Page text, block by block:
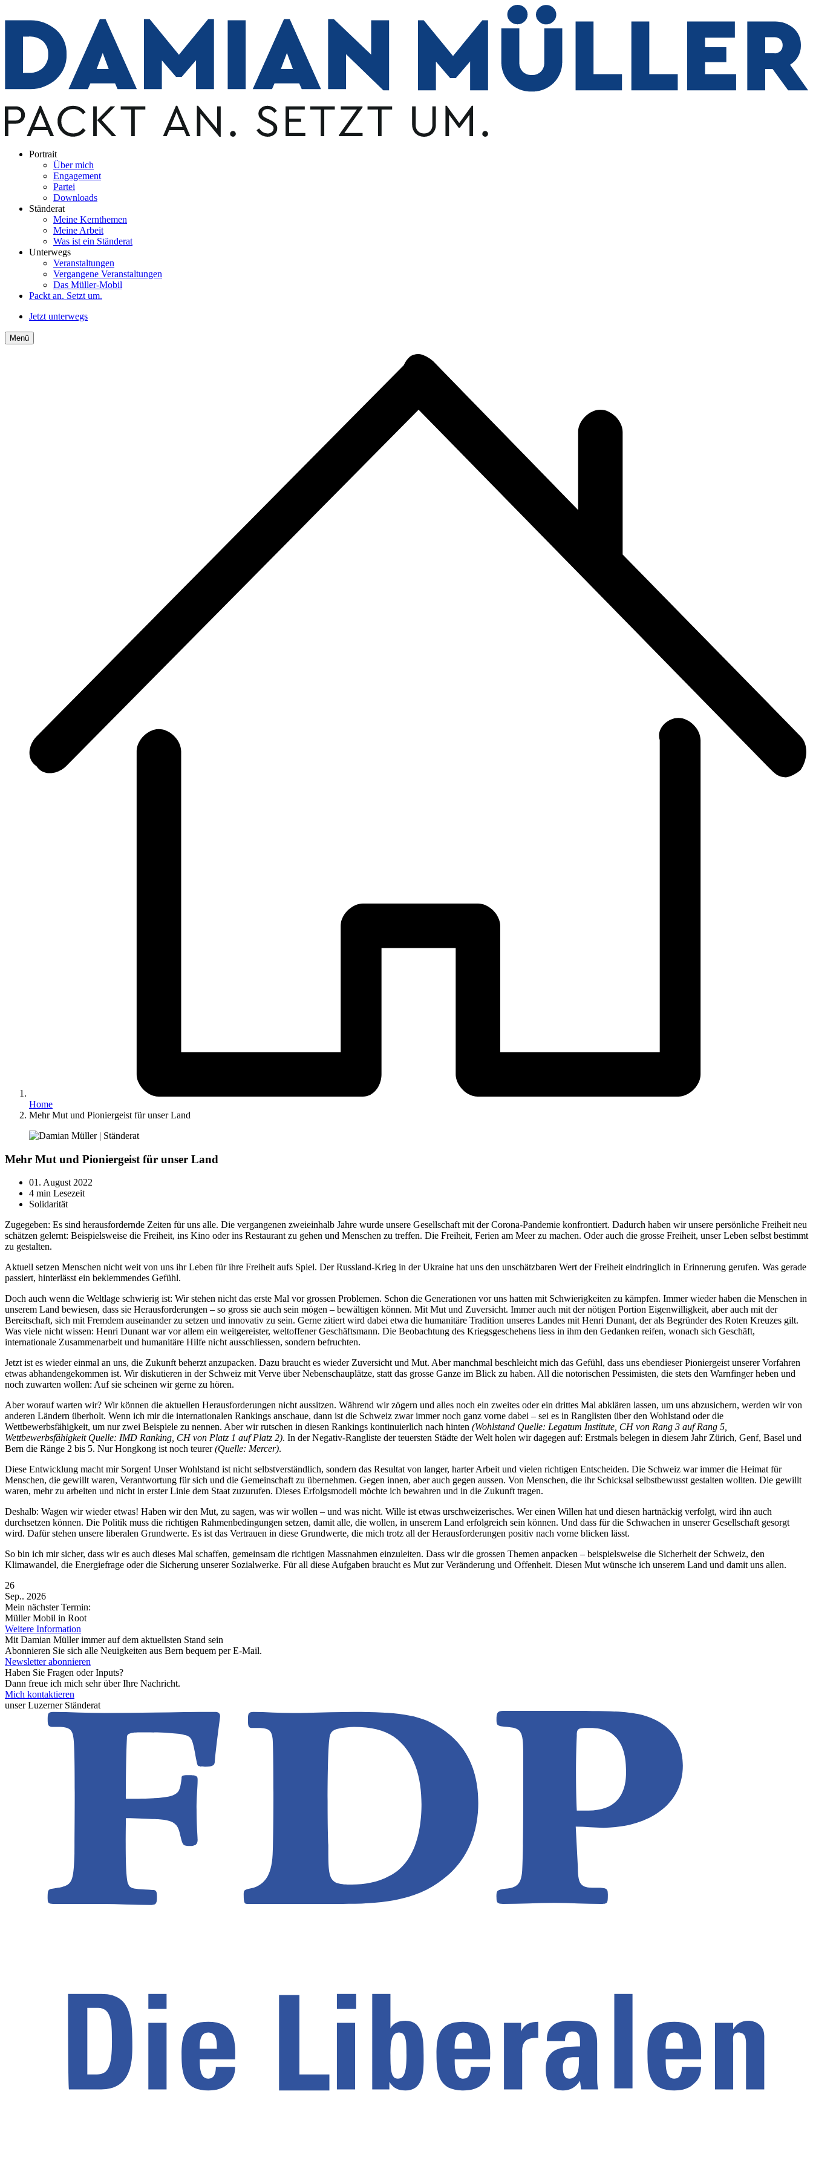
Portrait
Über mich
Engagement
Partei
Downloads
Ständerat
Meine Kernthemen
Meine Arbeit
Was ist ein Ständerat
Unterwegs
Veranstaltungen
Vergangene Veranstaltungen
Das Müller-Mobil
Packt an. Setzt um.
Jetzt unterwegs
Menü
Home
Mehr Mut und Pioniergeist für unser Land
Mehr Mut und Pioniergeist für unser Land
01. August 2022
4 min Lesezeit
Solidarität
Zugegeben: Es sind herausfordernde Zeiten für uns alle. Die vergangenen zweieinhalb Jahre wurde unsere Gesellschaft mit der Corona-Pandemie konfrontiert. Dadurch haben wir unsere persönliche Freiheit neu
schätzen gelernt: Beispielsweise die Freiheit, ins Kino oder ins Restaurant zu gehen und Menschen zu treffen. Die Freiheit, Ferien am Meer zu machen. Oder auch die grosse Freiheit, unser Leben selbst bestimmt
zu gestalten.
Aktuell setzen Menschen nicht weit von uns ihr Leben für ihre Freiheit aufs Spiel. Der Russland-Krieg in der Ukraine hat uns den unschätzbaren Wert der Freiheit eindringlich in Erinnerung gerufen. Was gerade
passiert, hinterlässt ein beklemmendes Gefühl.
Doch auch wenn die Weltlage schwierig ist: Wir stehen nicht das erste Mal vor grossen Problemen. Schon die Generationen vor uns hatten mit Schwierigkeiten zu kämpfen. Immer wieder haben die Menschen in
unserem Land bewiesen, dass sie Herausforderungen – so gross sie auch sein mögen – bewältigen können. Mit Mut und Zuversicht. Immer auch mit der nötigen Portion Eigenwilligkeit, aber auch mit der
Bereitschaft, sich mit Fremdem auseinander zu setzen und innovativ zu sein. Gerne zitiert wird dabei etwa die humanitäre Tradition unseres Landes mit Henri Dunant, der als Begründer des Roten Kreuzes gilt.
Was viele nicht wissen: Henri Dunant war vor allem ein weitgereister, weltoffener Geschäftsmann. Die Beobachtung des Kriegsgeschehens liess in ihm den Gedanken reifen, wonach sich Geschäft,
internationale Zusammenarbeit und humanitäre Hilfe nicht ausschliessen, sondern befruchten.
Jetzt ist es wieder einmal an uns, die Zukunft beherzt anzupacken. Dazu braucht es wieder Zuversicht und Mut. Aber manchmal beschleicht mich das Gefühl, dass uns ebendieser Pioniergeist unserer Vorfahren
etwas abhandengekommen ist. Wir diskutieren in der Schweiz mit Verve über Nebenschauplätze, statt das grosse Ganze im Blick zu haben. All die notorischen Pessimisten, die stets den Warnfinger heben und
noch zuwarten wollen: Auf sie scheinen wir gerne zu hören.
Aber worauf warten wir? Wir können die aktuellen Herausforderungen nicht aussitzen. Während wir zögern und alles noch ein zweites oder ein drittes Mal abklären lassen, um uns abzusichern, werden wir von
anderen Ländern überholt. Wenn ich mir die internationalen Rankings anschaue, dann ist die Schweiz zwar immer noch ganz vorne dabei – sei es in Ranglisten über den Wohlstand oder die
Wettbewerbsfähigkeit, um nur zwei Beispiele zu nennen. Aber wir rutschen in diesen Rankings kontinuierlich nach hinten (Wohlstand Quelle: Legatum Institute, CH von Rang 3 auf Rang 5,
Wettbewerbsfähigkeit Quelle: IMD Ranking, CH von Platz 1 auf Platz 2). In der Negativ-Rangliste der teuersten Städte der Welt holen wir dagegen auf: Erstmals belegen in diesem Jahr Zürich, Genf, Basel und
Bern die Ränge 2 bis 5. Nur Hongkong ist noch teurer(Quelle: Mercer).
Diese Entwicklung macht mir Sorgen! Unser Wohlstand ist nicht selbstverständlich, sondern das Resultat von langer, harter Arbeit und vielen richtigen Entscheiden. Die Schweiz war immer die Heimat für
Menschen, die gewillt waren, Verantwortung für sich und die Gemeinschaft zu übernehmen. Gegen innen, aber auch gegen aussen. Von Menschen, die ihr Schicksal selbstbewusst gestalten wollten. Die gewillt
waren, mehr zu arbeiten und nicht in erster Linie dem Staat zuzurufen. Dieses Erfolgsmodell möchte ich bewahren und in die Zukunft tragen.
Deshalb: Wagen wir wieder etwas! Haben wir den Mut, zu sagen, was wir wollen – und was nicht. Wille ist etwas urschweizerisches. Wer einen Willen hat und diesen hartnäckig verfolgt, wird ihn auch
durchsetzen können. Die Politik muss die richtigen Rahmenbedingungen setzen, damit alle, die wollen, in unserem Land erfolgreich sein können. Und dass für die Schwachen in unserer Gesellschaft gesorgt
wird. Dafür stehen unsere liberalen Grundwerte. Es ist das Vertrauen in diese Grundwerte, die mich trotz all der Herausforderungen positiv nach vorne blicken lässt.
So bin ich mir sicher, dass wir es auch dieses Mal schaffen, gemeinsam die richtigen Massnahmen einzuleiten. Dass wir die grossen Themen anpacken – beispielsweise die Sicherheit der Schweiz, den
Klimawandel, die Energiefrage oder die Sicherung unserer Sozialwerke. Für all diese Aufgaben braucht es Mut zur Veränderung und Offenheit. Diesen Mut wünsche ich unserem Land und damit uns allen.
26
Sep.. 2026
Mein nächster Termin:
Müller Mobil in Root
Weitere Information
Mit Damian Müller immer auf dem aktuellsten Stand sein
Abonnieren Sie sich alle Neuigkeiten aus Bern bequem per E-Mail.
Newsletter abonnieren
Haben Sie Fragen oder Inputs?
Dann freue ich mich sehr über Ihre Nachricht.
Mich kontaktieren
unser Luzerner Ständerat